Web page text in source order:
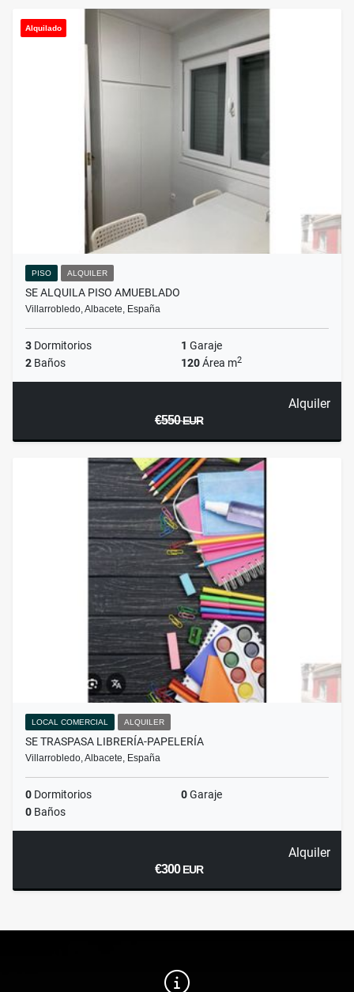
Alquilado
PISO ALQUILER
SE ALQUILA PISO AMUEBLADO
Villarrobledo, Albacete, España
3 Dormitorios 1 Garaje
2 Baños 120Área m2
Alquiler
€550EUR
LOCAL COMERCIAL ALQUILER
SE TRASPASA LIBRERÍA-PAPELERÍA
Villarrobledo, Albacete, España
0 Dormitorios 0Garaje
0 Baños
Alquiler
€300EUR